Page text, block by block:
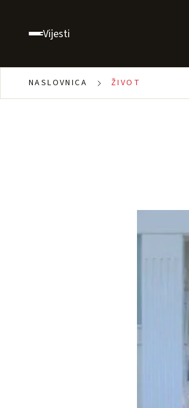
Vijesti
NASLOVNICA ŽIVOT